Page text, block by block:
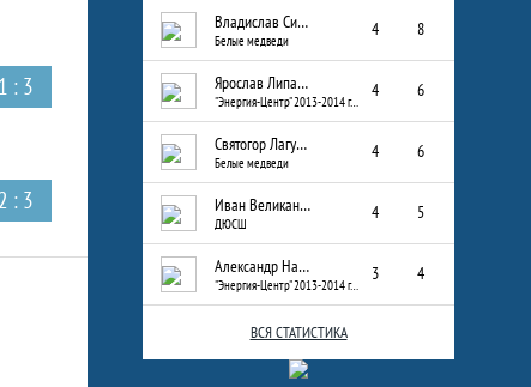
1 : 3
2 : 3
Владислав Сизых 4 8
Белые медведи
Ярослав Липатов 4 6
"Энергия-Центр" 2013-2014 г.р.
Святогор Лагуткин 4 6
Белые медведи
Иван Великанов 4 5
ДЮСШ
Александр Назаров 3 4
"Энергия-Центр" 2013-2014 г.р.
ВСЯ СТАТИСТИКА